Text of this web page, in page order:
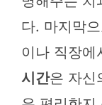
다. 마지막
이나 직장에
시간은 자신